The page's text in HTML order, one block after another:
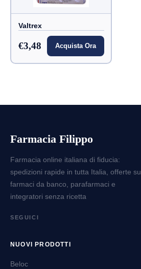
Valtrex
€3,48 Acquista Ora
Farmacia Filippo
Farmacia online italiana di fiducia:
spedizioni rapide in tutta Italia, offerte su
farmaci da banco, parafarmaci e
integratori senza ricetta
SEGUICI
NUOVI PRODOTTI
Beloc